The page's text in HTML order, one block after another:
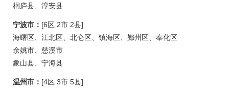
桐庐县、淳安县
宁波市： [6区 2市 2县]
海曙区、江北区、北仑区、镇海区、鄞州区、奉化区
余姚市、慈溪市
象山县、宁海县
温州市： [4区 3市 5县]